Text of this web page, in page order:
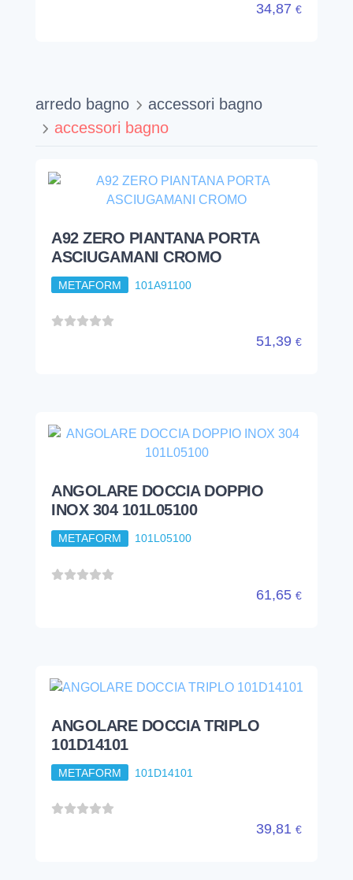
34,87 €
arredo bagno
accessori bagno
accessori bagno
A92 ZERO PIANTANA PORTA
ASCIUGAMANI CROMO
METAFORM 101A91100
51,39 €
ANGOLARE DOCCIA DOPPIO
INOX 304 101L05100
METAFORM 101L05100
61,65 €
ANGOLARE DOCCIA TRIPLO
101D14101
METAFORM 101D14101
39,81 €